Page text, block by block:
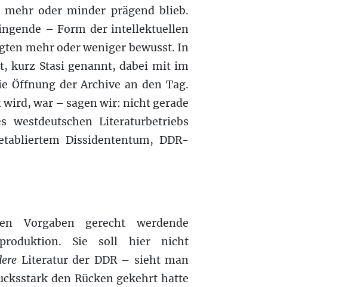
oder minder prägend blieb.
– Form der intellektuellen
mehr oder weniger bewusst. In
kurz Stasi genannt, dabei mit im
Öffnung der Archive an den Tag.
wird, war – sagen wir: nicht gerade
Literaturbetriebs
Dissidententum, DDR-
Vorgaben gerecht werdende
Sie soll hier nicht
Literatur der DDR – sieht man
den Rücken gekehrt hatte